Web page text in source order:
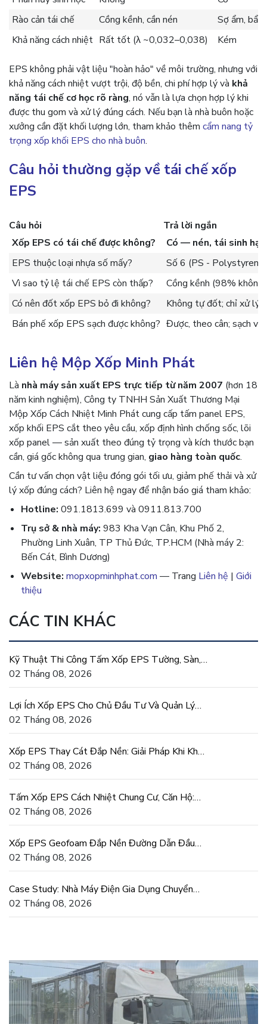
Rào cản tái chế
Cồng kềnh, cần nén
Sợ ẩm, bẩn
Khả năng cách nhiệt Rất tốt (λ ~0,032–0,038) Kém
EPS không phải vật liệu "hoàn hảo" về môi trường, nhưng với
khả năng cách nhiệt vượt trội, độ bền, chi phí hợp lý và khả
năng tái chế cơ học rõ ràng, nó vẫn là lựa chọn hợp lý khi
được thu gom và xử lý đúng cách. Nếu bạn là nhà buôn hoặc
xưởng cần đặt khối lượng lớn, tham khảo thêm cẩm nang tỷ
trọng xốp khối EPS cho nhà buôn.
Câu hỏi thường gặp về tái chế xốp
EPS
Câu hỏi
Trả lời ngắn
Xốp EPS có tái chế được không?
Có — nén, tái sinh
EPS thuộc loại nhựa số mấy?
Số 6 (PS -
Vì sao tỷ lệ tái chế EPS còn thấp?
Cồng kềnh (98% không
Có nên đốt xốp EPS bỏ đi không?
Không tự đốt; chỉ xử lý
Bán phế xốp EPS sạch được không? Được, theo cân; sạch
Liên hệ Mộp Xốp Minh Phát
Là nhà máy sản xuất EPS trực tiếp từ năm 2007 (hơn 18
năm kinh nghiệm), Công ty TNHH Sản Xuất Thương Mại
Mộp Xốp Cách Nhiệt Minh Phát cung cấp tấm panel EPS,
xốp khối EPS cắt theo yêu cầu, xốp định hình chống sốc, lõi
xốp panel — sản xuất theo đúng tỷ trọng và kích thước bạn
cần, giá gốc không qua trung gian, giao hàng toàn quốc.
Cần tư vấn chọn vật liệu đóng gói tối ưu, giảm phế thải và xử
lý xốp đúng cách? Liên hệ ngay để nhận báo giá tham khảo:
Hotline: 091.1813.699 và 0911.813.700
Trụ sở & nhà máy: 983 Kha Vạn Cân, Khu Phố 2,
Phường Linh Xuân, TP Thủ Đức, TP.HCM (Nhà máy 2:
Bến Cát, Bình Dương)
Website: mopxopminhphat.com — Trang Liên hệ | Giới
thiệu
CÁC TIN KHÁC
Kỹ Thuật Thi Công Tấm Xốp EPS Tường, Sàn,
Mái Đúng Chuẩn
02 Tháng 08, 2026
Lợi Ích Xốp EPS Cho Chủ Đầu Tư Và Quản Lý
Dự Án Xây Dựng
02 Tháng 08, 2026
Xốp EPS Thay Cát Đắp Nền: Giải Pháp Khi Khan
Hiếm Cát San Lấp
02 Tháng 08, 2026
Tấm Xốp EPS Cách Nhiệt Chung Cư, Căn Hộ:
Tiết Kiệm Điện Thật
02 Tháng 08, 2026
Xốp EPS Geofoam Đắp Nền Đường Dẫn Đầu
Cầu Chống Lún Lệch
02 Tháng 08, 2026
Case Study: Nhà Máy Điện Gia Dụng Chuyển
Sang Khuôn Xốp EPS
02 Tháng 08, 2026